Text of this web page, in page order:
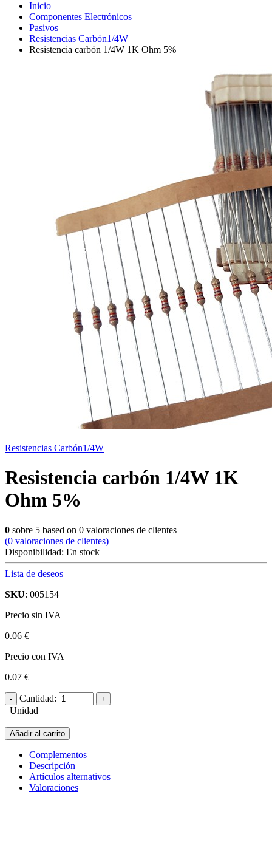
Inicio
Componentes Electrónicos
Pasivos
Resistencias Carbón1/4W
Resistencia carbón 1/4W 1K Ohm 5%
Resistencias Carbón1/4W
Resistencia carbón 1/4W 1K
Ohm 5%
0 sobre 5 based on 0 valoraciones de clientes
(0 valoraciones de clientes)
Disponibilidad: En stock
Lista de deseos
SKU: 005154
Precio sin IVA
0.06 €
Precio con IVA
0.07 €
Cantidad:
Unidad
Añadir al carrito
Complementos
Descripción
Artículos alternativos
Valoraciones